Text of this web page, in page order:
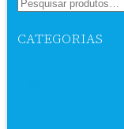
CATEGORIAS